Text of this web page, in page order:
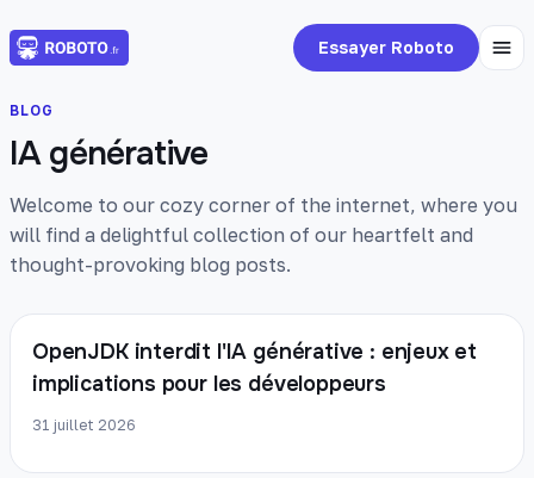
Essayer Roboto
BLOG
IA générative
Welcome to our cozy corner of the internet, where you
will find a delightful collection of our heartfelt and
thought-provoking blog posts.
OpenJDK interdit l'IA générative : enjeux et
implications pour les développeurs
31 juillet 2026